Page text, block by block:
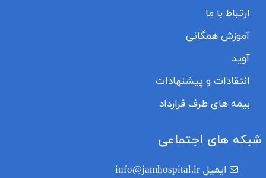
ارتباط با ما
آموزش همگانی
آوید
انتقادات و پیشنهادات
بیمه های طرف قرارداد
شبکه های اجتماعی
ایمیل info@jamhospital.ir